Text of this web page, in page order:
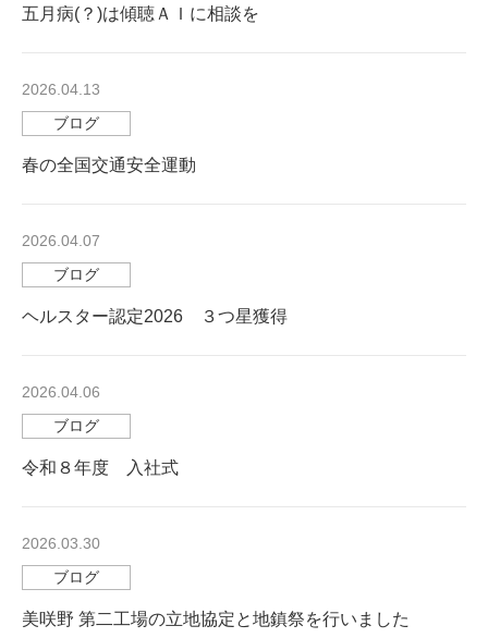
五月病(？)は傾聴ＡＩに相談を
2026.04.13
ブログ
春の全国交通安全運動
2026.04.07
ブログ
ヘルスター認定2026 ３つ星獲得
2026.04.06
ブログ
令和８年度 入社式
2026.03.30
ブログ
美咲野 第二工場の立地協定と地鎮祭を行いました